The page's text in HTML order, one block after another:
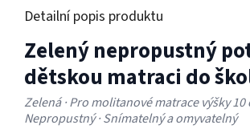
Detailní popis produktu
Zelený nepropustný
dětskou matraci do
Zelená · Pro molitanové matrace výšky 10
Nepropustný · Snímatelný a omyvatelný